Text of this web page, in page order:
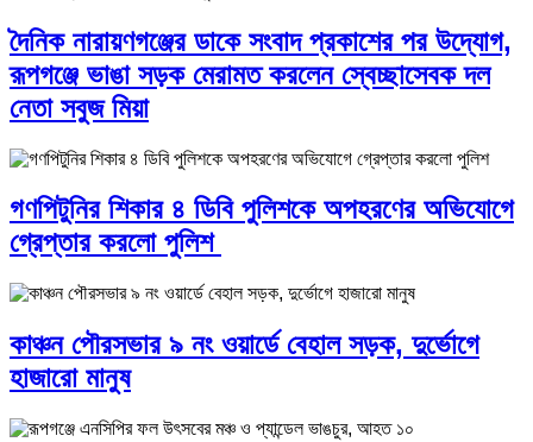
দৈনিক নারায়ণগঞ্জের ডাকে সংবাদ প্রকাশের পর উদ্যোগ,
রূপগঞ্জে ভাঙা সড়ক মেরামত করলেন স্বেচ্ছাসেবক দল
নেতা সবুজ মিয়া
গণপিটুনির শিকার ৪ ডিবি পুলিশকে অপহরণের অভিযোগে
গ্রেপ্তার করলো পুলিশ
কাঞ্চন পৌরসভার ৯ নং ওয়ার্ডে বেহাল সড়ক, দুর্ভোগে
হাজারো মানুষ